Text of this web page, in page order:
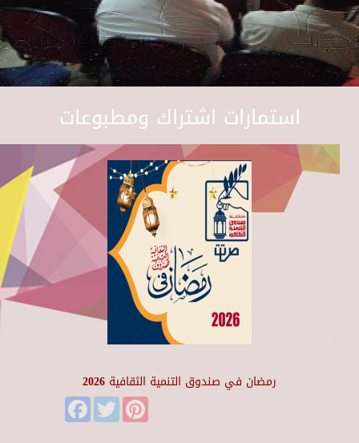
استمارات اشتراك ومطبوعات
رمضان في صندوق التنمية الثقافية 2026
FacebookTwitter